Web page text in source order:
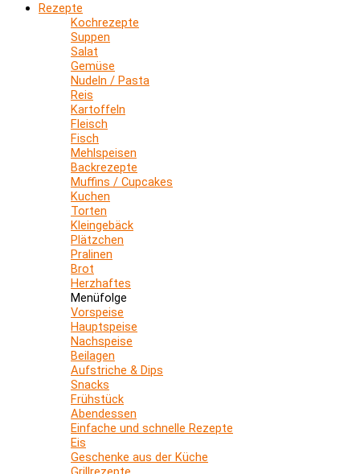
Rezepte
Kochrezepte
Suppen
Salat
Gemüse
Nudeln / Pasta
Reis
Kartoffeln
Fleisch
Fisch
Mehlspeisen
Backrezepte
Muffins / Cupcakes
Kuchen
Torten
Kleingebäck
Plätzchen
Pralinen
Brot
Herzhaftes
Menüfolge
Vorspeise
Hauptspeise
Nachspeise
Beilagen
Aufstriche & Dips
Snacks
Frühstück
Abendessen
Einfache und schnelle Rezepte
Eis
Geschenke aus der Küche